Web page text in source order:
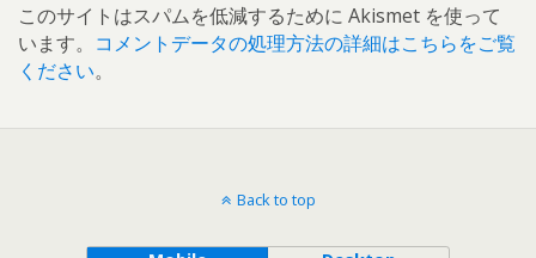
このサイトはスパムを低減するために Akismet を使って
います。 コメントデータの処理方法の詳細はこちらをご覧
ください。
Back to top